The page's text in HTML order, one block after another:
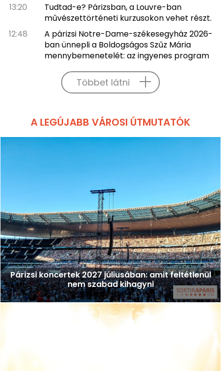
13:20
Tudtad-e? Párizsban, a Louvre-ban
művészettörténeti kurzusokon vehet részt.
12:48
A párizsi Notre-Dame-székesegyház 2026-
ban ünnepli a Boldogságos Szűz Mária
mennybemenetelét: az ingyenes program
Többet látni
A LEGÚJABB VÁROSI ÚTMUTATÓK
Párizsi koncertek 2027 júliusában: amit feltétlenül
nem szabad kihagyni